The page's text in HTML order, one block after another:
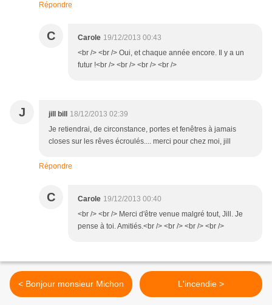
Répondre
C Carole 19/12/2013 00:43
<br /> <br /> Oui, et chaque année encore. Il y a un
futur !<br /> <br /> <br /> <br />
J jill bill
18/12/2013 02:39
Je retiendrai, de circonstance, portes et fenêtres à jamais
closes sur les rêves écroulés.... merci pour chez moi, jill
Répondre
C Carole 19/12/2013 00:40
<br /> <br /> Merci d'être venue malgré tout, Jill. Je
pense à toi. Amitiés.<br /> <br /> <br /> <br />
< Bonjour monsieur Michon L'incendie >